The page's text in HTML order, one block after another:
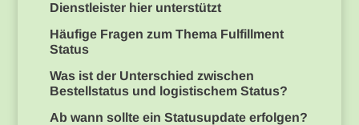
Dienstleister hier unterstützt
Häufige Fragen zum Thema Fulfillment
Status
Was ist der Unterschied zwischen
Bestellstatus und logistischem Status?
Ab wann sollte ein Statusupdate erfolgen?